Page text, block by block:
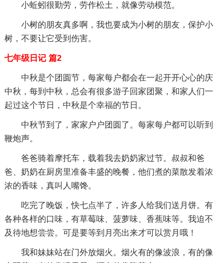
小蚯蚓很勤劳，劳作松土，就像劳动模范。
小树的朋友真多啊，我也要成为小树的朋友，保护小
树，不要让它受到伤害。
七年级日记 篇2
中秋是个团圆节，每家每户都会在一起开开心心的庆
中秋，每到中秋，总会有很多游子回家团聚，和家人们一
起过这个节日，中秋是个幸福的节日。
中秋节到了，家家户户团圆了。每家每户都可以听到
鞭炮声。
爸爸骑着摩托车，载着我去奶奶家过节。叔叔和爸
爸、奶奶在厨房里准备丰盛的晚餐，他们煮的菜散发着浓
浓的香味，真叫人嘴馋。
吃完了晚饭，快七点半了，许多人给我们送月饼。有
各种各样的口味，有草莓味、菠萝味、香蕉味等。我迫不
及待地想尝尝。可是要等到月亮出来才可以赏月哦！
我和妹妹站在门外放烟火。烟火有的像波浪，有的像